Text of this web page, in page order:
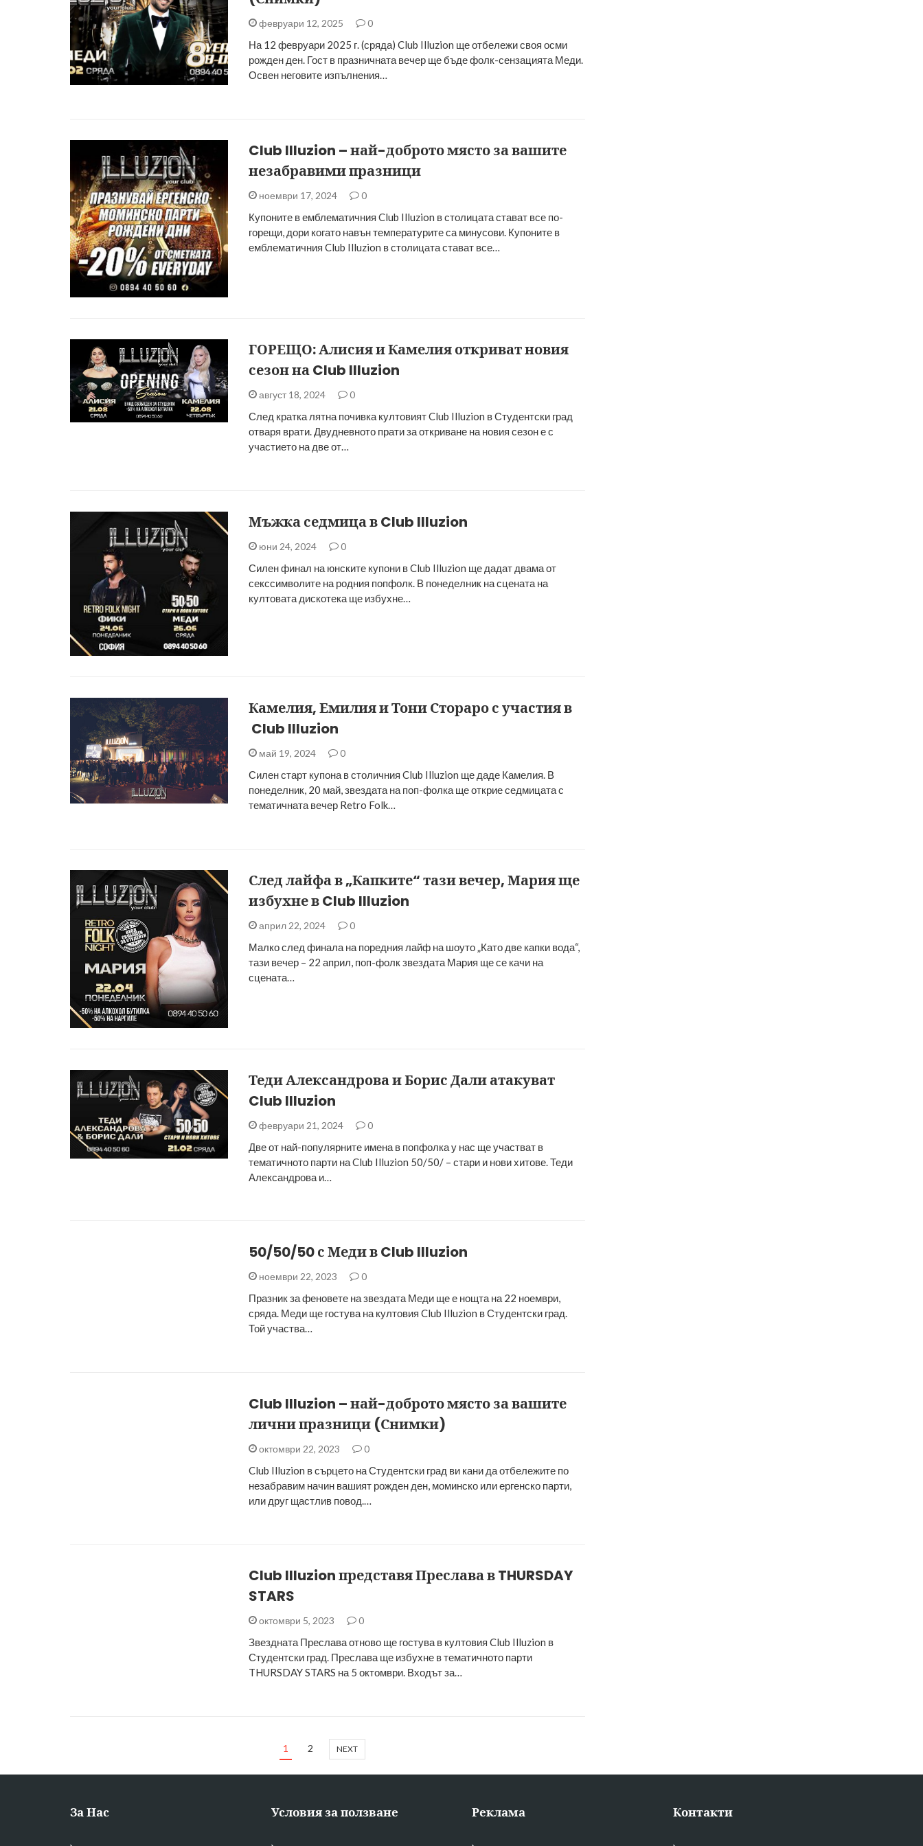
февруари 12, 2025 0
На 12 февруари 2025 г. (сряда) Club Illuzion ще отбележи своя осми
рожден ден. Гост в празничната вечер ще бъде фолк-сензацията Меди.
Освен неговите изпълнения…
Club Illuzion – най-доброто място за вашите
незабравими празници
ноември 17, 2024 0
Купоните в емблематичния Club Illuzion в столицата стават все по-
горещи, дори когато навън температурите са минусови. Купоните в
емблематичния Club Illuzion в столицата стават все…
ГОРЕЩО: Алисия и Камелия откриват новия
сезон на Club Illuzion
август 18, 2024 0
След кратка лятна почивка култовият Club Illuzion в Студентски град
отваря врати. Двудневното прати за откриване на новия сезон е с
участието на две от…
Мъжка седмица в Club Illuzion
юни 24, 2024 0
Силен финал на юнските купони в Club Illuzion ще дадат двама от
секссимволите на родния попфолк. В понеделник на сцената на
култовата дискотека ще избухне…
Камелия, Емилия и Тони Стораро с участия в
Club Illuzion
май 19, 2024 0
Силен старт купона в столичния Club Illuzion ще даде Камелия. В
понеделник, 20 май, звездата на поп-фолка ще открие седмицата с
тематичната вечер Retro Folk…
След лайфа в „Капките“ тази вечер, Мария ще
избухне в Club Illuzion
април 22, 2024 0
Малко след финала на поредния лайф на шоуто „Като две капки вода“,
тази вечер – 22 април, поп-фолк звездата Мария ще се качи на
сцената…
Теди Александрова и Борис Дали атакуват
Club Illuzion
февруари 21, 2024 0
Две от най-популярните имена в попфолка у нас ще участват в
тематичното парти на Club Illuzion 50/50/ – стари и нови хитове. Теди
Александрова и…
50/50/50 с Меди в Club Illuzion
ноември 22, 2023 0
Празник за феновете на звездата Меди ще е нощта на 22 ноември,
сряда. Меди ще гостува на култовия Club Illuzion в Студентски град.
Той участва…
Club Illuzion – най-доброто място за вашите
лични празници (Снимки)
октомври 22, 2023 0
Club Illuzion в сърцето на Студентски град ви кани да отбележите по
незабравим начин вашият рожден ден, моминско или ергенско парти,
или друг щастлив повод.…
Club Illuzion представя Преслава в THURSDAY
STARS
октомври 5, 2023 0
Звездната Преслава отново ще гостува в култовия Club Illuzion в
Студентски град. Преслава ще избухне в тематичното парти
THURSDAY STARS на 5 октомври. Входът за…
1 2 NEXT
За Нас Условия за ползване Реклама Контакти